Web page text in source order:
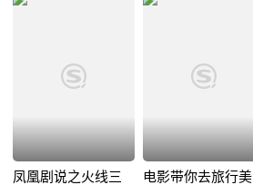
凤凰剧说之火线三
电影带你去旅行美